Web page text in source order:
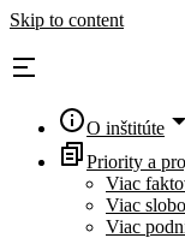
Skip to content
O inštitúte
Priority a
Viac
Viac
Viac